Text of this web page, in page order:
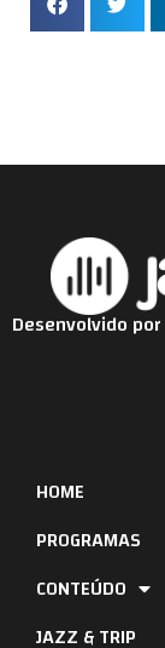
HOME
PROGRAMAS
CONTEÚDO
JAZZ & TRIP
Desenvolvido por